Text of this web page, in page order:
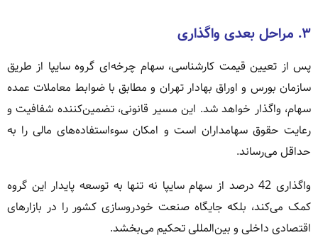
۳. مراحل بعدی واگذاری
پس از تعیین قیمت کارشناسی، سهام چرخه‌ای گروه سایپا از طریق
سازمان بورس و اوراق بهادار تهران و مطابق با ضوابط معاملات عمده
سهام، واگذار خواهد شد. این مسیر قانونی، تضمین‌کننده شفافیت و
رعایت حقوق سهامداران است و امکان سوءاستفاده‌های مالی را به
حداقل می‌رساند.
واگذاری 42 درصد از سهام سایپا نه تنها به توسعه پایدار این گروه
کمک می‌کند، بلکه جایگاه صنعت خودروسازی کشور را در بازارهای
اقتصادی داخلی و بین‌المللی تحکیم می‌بخشد.